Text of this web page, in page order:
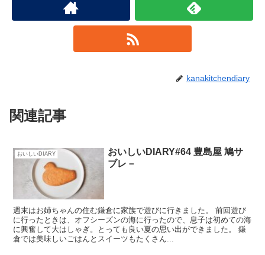
kanakitchendiary
関連記事
おいしいDIARY
おいしいDIARY#64 豊島屋 鳩サ
ブレ－
週末はお姉ちゃんの住む鎌倉に家族で遊びに行きました。 前回遊び
に行ったときは、オフシーズンの海に行ったので、息子は初めての海
に興奮して大はしゃぎ。とっても良い夏の思い出ができました。 鎌
倉では美味しいごはんとスイーツもたくさん...